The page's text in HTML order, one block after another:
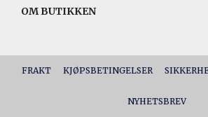
OM BUTIKKEN
FRAKT KJØPSBETINGELSER
NYHETSBREV